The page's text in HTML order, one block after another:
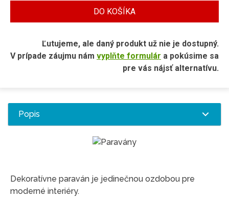
DO KOŠÍKA
Ľutujeme, ale daný produkt už nie je dostupný.
V prípade záujmu nám vyplňte formulár a pokúsime sa
pre vás nájsť alternatívu.
Popis
Dekoratívne paraván je jedinečnou ozdobou pre
moderné interiéry.